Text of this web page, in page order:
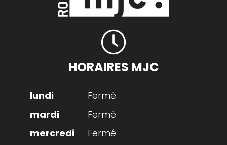
HORAIRES MJC
Fermé
Fermé
Fermé